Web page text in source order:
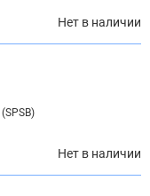
Нет в наличии
Нет в наличии